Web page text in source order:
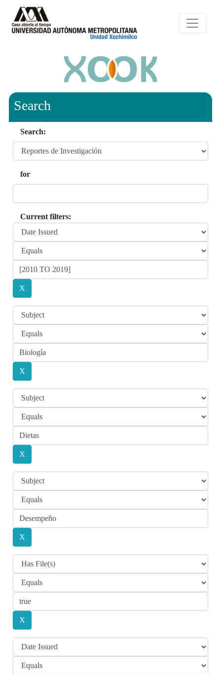
Search
Search:
for
Current filters: